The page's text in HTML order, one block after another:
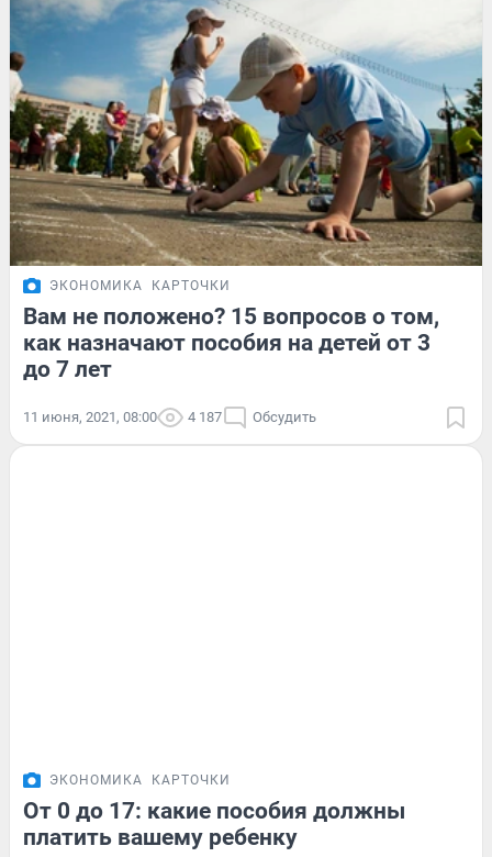
ЭКОНОМИКА КАРТОЧКИ
Вам не положено? 15 вопросов о том,
как назначают пособия на детей от 3
до 7 лет
11 июня, 2021, 08:00 4 187 Обсудить
ЭКОНОМИКА КАРТОЧКИ
От 0 до 17: какие пособия должны
платить вашему ребенку